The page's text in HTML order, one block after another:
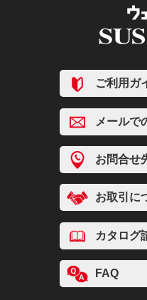
ご利用ガ
メールで
お問合せ
お取引に
カタログ
FAQ